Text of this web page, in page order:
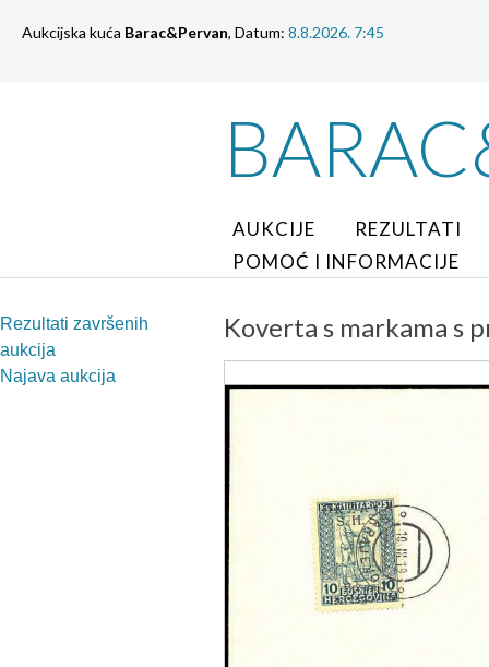
Aukcijska kuća Barac&Pervan, Datum: 8.8.2026. 7:45
AUKCIJE
REZULTATI
POMOĆ I INFORMACIJE
Rezultati završenih
aukcija
Najava aukcija
Koverta s markama s